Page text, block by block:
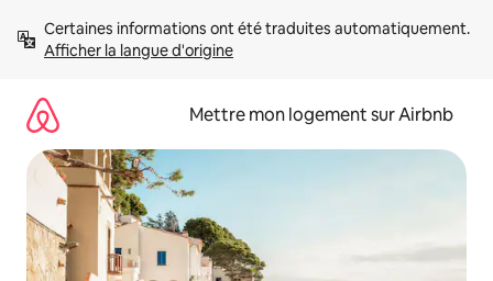
directement
Afficher la langue d'origine
Mettre mon logement sur Airbnb